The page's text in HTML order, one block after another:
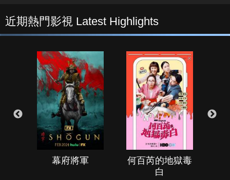
近期熱門影視 Latest Highlights
幕府將軍
何百芮的地獄毒
白